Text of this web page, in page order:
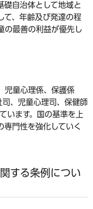
礎自治体として地域と
て、年齢及び発達の程
の最善の利益が優先し
児童心理係、保護係
司、児童心理司、保健師
います。国の基準を上
専門性を強化していく
する条例につい